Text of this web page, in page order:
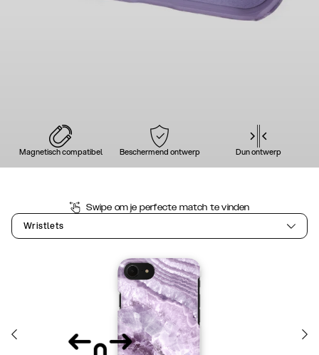
Magnetisch compatibel Beschermend ontwerp Dun ontwerp
Swipe om je perfecte match te vinden
Wristlets